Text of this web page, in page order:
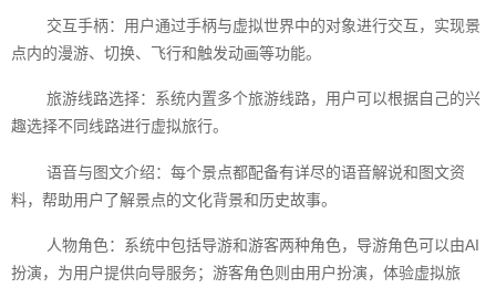
交互手柄：用户通过手柄与虚拟世界中的对象进行交互，实现景
点内的漫游、切换、飞行和触发动画等功能。
旅游线路选择：系统内置多个旅游线路，用户可以根据自己的兴
趣选择不同线路进行虚拟旅行。
语音与图文介绍：每个景点都配备有详尽的语音解说和图文资
料，帮助用户了解景点的文化背景和历史故事。
人物角色：系统中包括导游和游客两种角色，导游角色可以由AI
扮演，为用户提供向导服务；游客角色则由用户扮演，体验虚拟旅